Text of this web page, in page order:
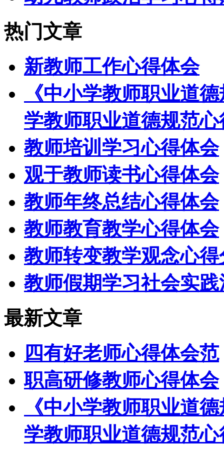
热门文章
新教师工作心得体会
《中小学教师职业道
学教师职业道德规范
教师培训学习心得体会
观于教师读书心得体会
教师年终总结心得体会
教师教育教学心得体会
教师转变教学观念心得
教师假期学习社会实
最新文章
四有好老师心得体会范
职高研修教师心得体会
《中小学教师职业道
学教师职业道德规范